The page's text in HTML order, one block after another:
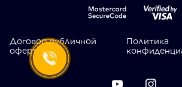
Договор публичной
оферты
Политика